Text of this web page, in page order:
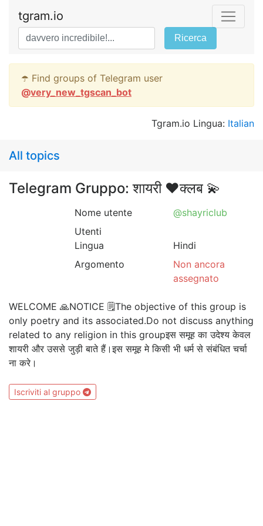
tgram.io
Ricerca
☂️ Find groups of Telegram user
@very_new_tgscan_bot
Tgram.io Lingua: Italian
All topics
Telegram Gruppo: शायरी ❤️क्लब 💫
Nome utente
@shayriclub
Utenti
Lingua
Hindi
Argomento
Non ancora
assegnato
WELCOME 🙏NOTICE 🗒The objective of this group is
only poetry and its associated.Do not discuss anything
related to any religion in this groupइस समूह का उदेश्य केवल
शायरी और उससे जुड़ी बाते हैं।इस समूह मे किसी भी धर्म से संबंधित चर्चा
ना करे।
Iscriviti al gruppo